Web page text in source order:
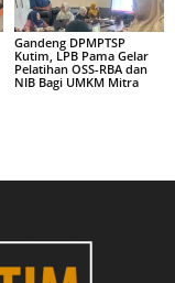
Gandeng DPMPTSP
Kutim, LPB Pama Gelar
Pelatihan OSS-RBA dan
NIB Bagi UMKM Mitra